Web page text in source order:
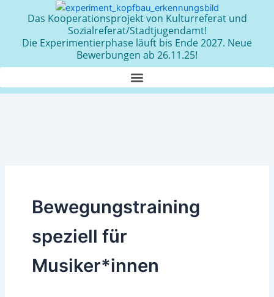
Das Kooperationsprojekt von Kulturreferat und
Sozialreferat/Stadtjugendamt!
Die Experimentierphase läuft bis Ende 2027. Neue
Bewerbungen ab 26.11.25!
Bewegungstraining
speziell für
Musiker*innen